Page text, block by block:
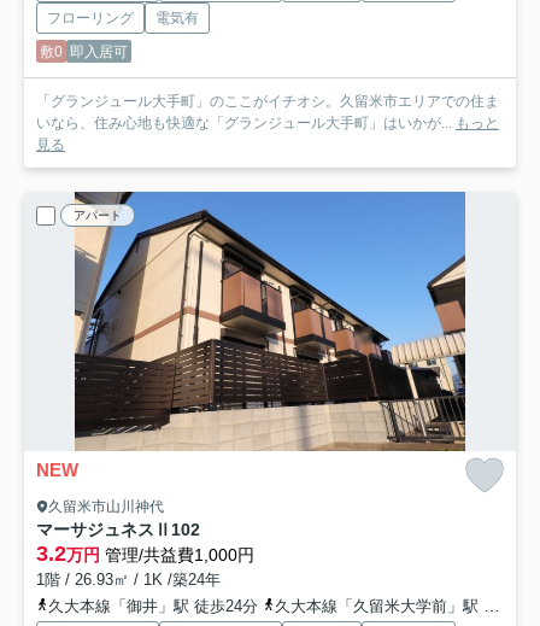
フローリング
電気有
敷0 即入居可
「グランジュール大手町」のここがイチオシ。久留米市エリアでの住ま
いなら、住み心地も快適な「グランジュール大手町」はいかが...
もっと
見る
アパート
NEW
久留米市山川神代
マーサジュネスⅡ 102
3.2万円 管理/共益費1,000円
1階 / 26.93㎡ / 1K /築24年
久大本線「御井」駅 徒歩24分
久大本線「久留米大学前」駅 徒歩32分